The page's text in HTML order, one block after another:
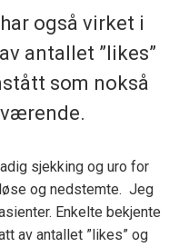
også virket i
antallet ”likes”
som nokså
sjekking og uro for
og nedstemte. Jeg
Enkelte bekjente
av antallet ”likes” og